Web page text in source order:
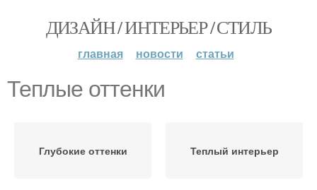
ДИЗАЙН / ИНТЕРЬЕР / СТИЛЬ
главная новости статьи
Теплые оттенки
Глубокие оттенки Теплый интерьер